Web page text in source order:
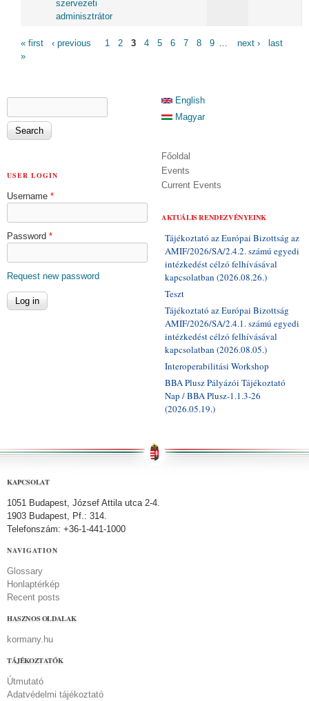
szervezeti
adminisztrátor
PAGES
« first ‹ previous 1 2 3 4 5 6 7 8 9 … next ›
last
»
SEARCH FORM
USER LOGIN
Username *
Password *
Request new password
English
Magyar
Főoldal
Events
Current Events
AKTUÁLIS RENDEZVÉNYEINK
Tájékoztató az Európai Bizottság az
AMIF/2026/SA/2.4.2. számú egyedi
intézkedést célzó felhívásával
kapcsolatban (2026.08.26.)
Teszt
Tájékoztató az Európai Bizottság
AMIF/2026/SA/2.4.1. számú egyedi
intézkedést célzó felhívásával
kapcsolatban (2026.08.05.)
Interoperabilitási Workshop
BBA Plusz Pályázói Tájékoztató
Nap / BBA Plusz-1.1.3-26
(2026.05.19.)
KAPCSOLAT
1051 Budapest, József Attila utca 2-4.
1903 Budapest, Pf.: 314.
Telefonszám: +36-1-441-1000
NAVIGATION
Glossary
Honlaptérkép
Recent posts
HASZNOS OLDALAK
kormany.hu
TÁJÉKOZTATÓK
Útmutató
Adatvédelmi tájékoztató